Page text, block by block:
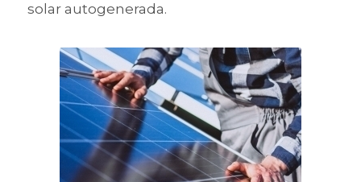
solar autogenerada.